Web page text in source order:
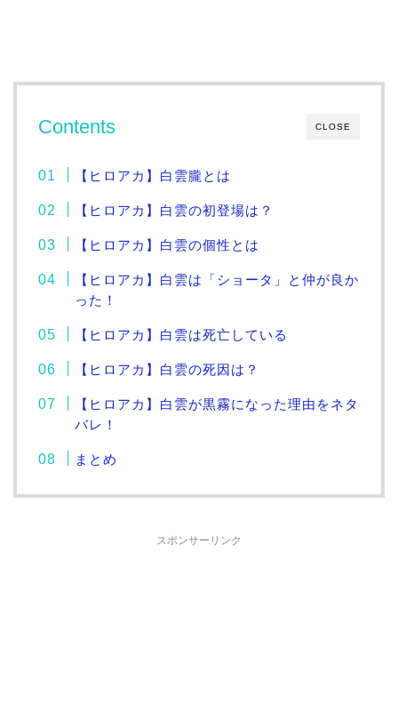
CLOSE
Contents
【ヒロアカ】白雲朧とは
【ヒロアカ】白雲の初登場は？
【ヒロアカ】白雲の個性とは
【ヒロアカ】白雲は「ショータ」と仲が良か
った！
【ヒロアカ】白雲は死亡している
【ヒロアカ】白雲の死因は？
【ヒロアカ】白雲が黒霧になった理由をネタ
バレ！
まとめ
スポンサーリンク